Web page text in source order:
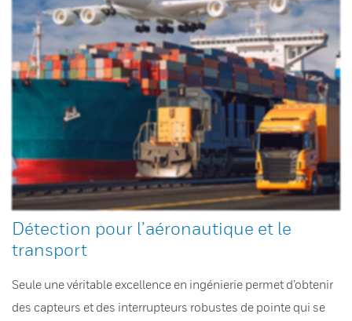
Détection pour l’aéronautique et le
transport
Seule une véritable excellence en ingénierie permet d’obtenir
des capteurs et des interrupteurs robustes de pointe qui se